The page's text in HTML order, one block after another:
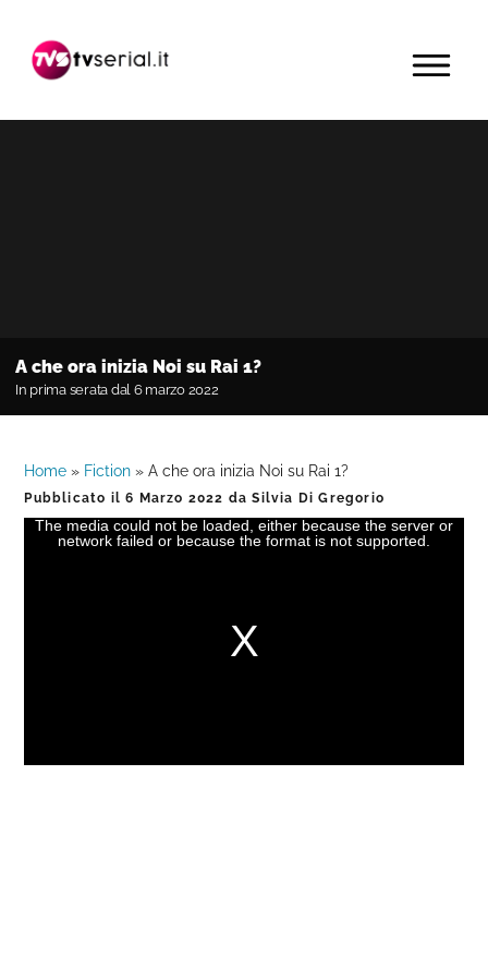
navigazione
contenuto
barra
primaria
MENU
A che ora inizia Noi su Rai 1?
In prima serata dal 6 marzo 2022
Home » Fiction »A che ora inizia Noi su Rai 1?
Pubblicato il6 Marzo 2022 daSilvia Di Gregorio
The media could not be loaded, either because the server or
network failed or because the format is not supported.